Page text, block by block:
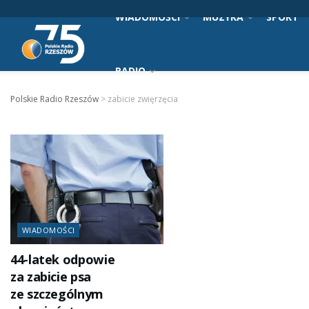
WIADOMOŚCI MUZYKA SPORT
RADIO
Polskie Radio Rzeszów > zabicie zwięrzęcia
WIADOMOŚCI
44-latek odpowie
za zabicie psa
ze szczególnym